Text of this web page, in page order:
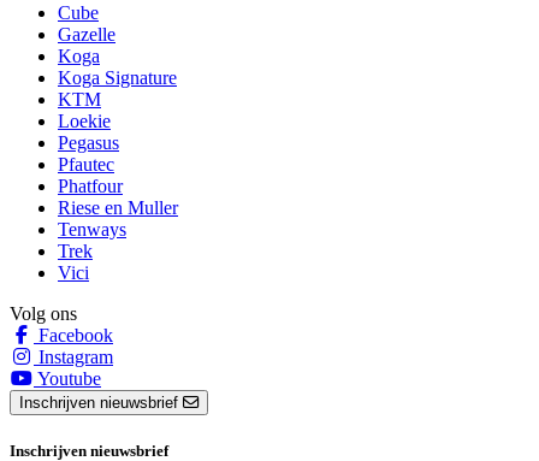
Cube
Gazelle
Koga
Koga Signature
KTM
Loekie
Pegasus
Pfautec
Phatfour
Riese en Muller
Tenways
Trek
Vici
Volg ons
Facebook
Instagram
Youtube
Inschrijven nieuwsbrief
Inschrijven nieuwsbrief